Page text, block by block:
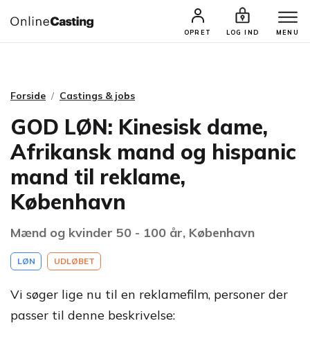
OPRET LOG IND MENU
CASTINGS & JOBS SØG PROFIL
Forside Castings & jobs
GOD LØN: Kinesisk dame,
Afrikansk mand og hispanic
mand til reklame,
København
Mænd og kvinder 50 - 100 år, København
LØN UDLØBET
Vi søger lige nu til en reklamefilm, personer der
passer til denne beskrivelse: